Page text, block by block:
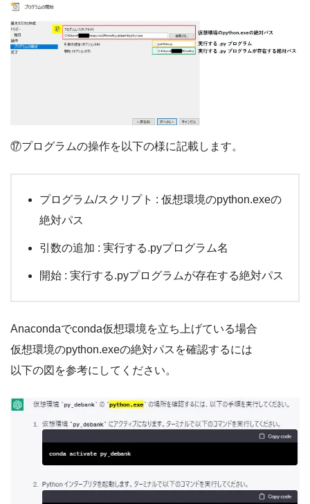
⑰プログラムの操作を以下の様に記載します。
プログラム/スクリプト : 仮想環境のpython.exeの
絶対パス
引数の追加 : 実行する.pyプログラム名
開始 : 実行する.pyプログラムが存在する絶対パス
Anacondaでconda仮想環境を立ち上げている場合
仮想環境のpython.exeの絶対パスを確認するには
以下の図を参考にしてください。